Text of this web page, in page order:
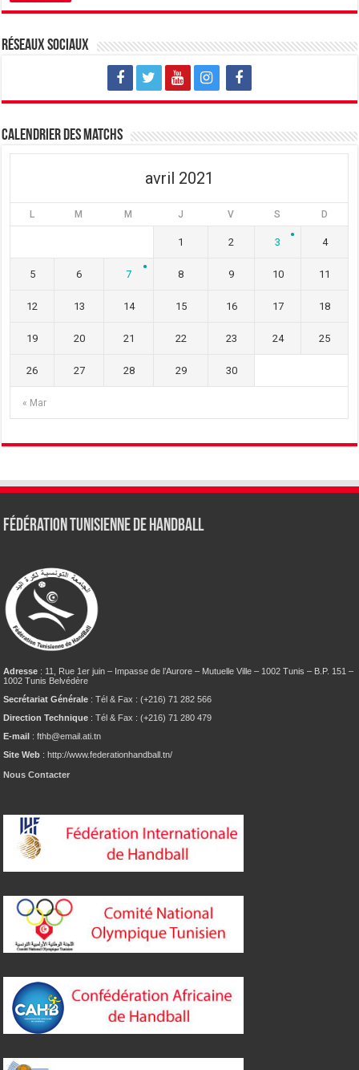
Réseaux sociaux
Calendrier des matchs
avril 2021
L M M J V S D
« Mar
1 2 3 4
5 6 7 8 9 10 11
12 13 14 15 16 17 18
19 20 21 22 23 24 25
26 27 28 29 30
Fédération tunisienne de Handball
Adresse : 11, Rue 1er juin – Impasse de l’Aurore – Mutuelle Ville – 1002 Tunis – B.P. 151 –
1002 Tunis Belvédère
Secrétariat Générale : Tél & Fax : (+216) 71 282 566
Direction Technique : Tél & Fax : (+216) 71 280 479
E-mail : fthb@email.ati.tn
Site Web : http://www.federationhandball.tn/
Nous Contacter